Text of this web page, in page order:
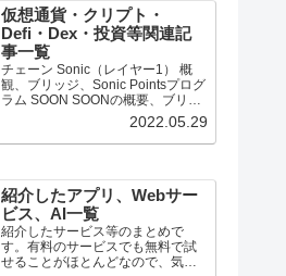
仮想通貨・クリプト・
Defi・Dex・投資等関連記
事一覧
チェーン Sonic（レイヤー1） 概
観、ブリッジ、Sonic Pointsプログ
ラム SOON SOONの概要、ブリッ
ジ方法（25/1月時点） ステーキン
グ ZEROBASE ZEROBASE...
2022.05.29
紹介したアプリ、Webサー
ビス、AI一覧
紹介したサービス等のまとめで
す。有料のサービスでも無料で試
せることがほとんどなので、気に